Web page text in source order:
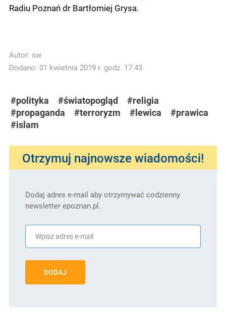
Radiu Poznań dr Bartłomiej Grysa.
Autor: sw
Dodano: 01 kwietnia 2019 r. godz. 17:43
#polityka #światopogląd
#religia
#propaganda
#terroryzm #lewica
#prawica
#islam
Otrzymuj najnowsze wiadomości!
Dodaj adres e-mail aby otrzymywać codzienny
newsletter epoznan.pl.
DODAJ